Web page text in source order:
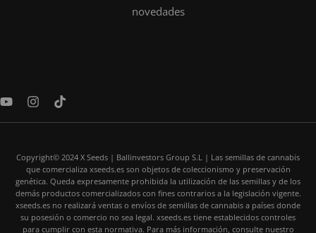
novedades
Y
u
I
s
g
r
a
m
T
k
o
k
Copyright© 2024 X Seeds | Ballinvestors Group S.L | Las semillas de cannabis
que comercializa xseeds.es son objetos de coleccionismo y preservación
genética. Queda expresamente prohibida la utilización de las semillas y de los
demás productos comercializados con fines contrarios a la legislación vigente.
xseeds.es no realizará ventas o envíos de semillas de cannabis a países donde
su posesión o comercio no sea legal. xseeds.es tiene establecidos controles
para cumplir con esta normativa. Para más información, consulte nuestro